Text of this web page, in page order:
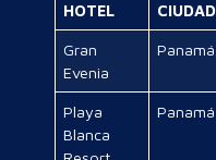
HOTEL CIUDAD
Gran
Evenia
Panamá
Playa
Blanca
Panamá